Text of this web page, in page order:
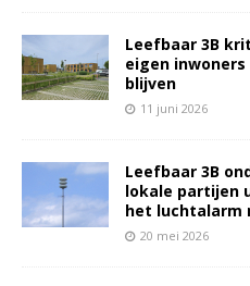
Leefbaar 3B
eigen
blijven
11 juni 2026
Leefbaar 3B
lokale partijen
het luchtalarm
20 mei 2026